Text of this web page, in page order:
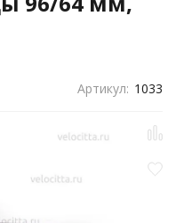
Артикул: 1033